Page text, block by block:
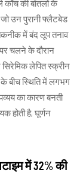
काँच की बोतलों के
उन पुरानी फ्लैटबेड
में बंद लूप तनाव
चलने के दौरान
लेपित स्क्रीन
बीच स्थिति में लगभग
का कारण बनती
होती है, घूर्णन
में 32% की